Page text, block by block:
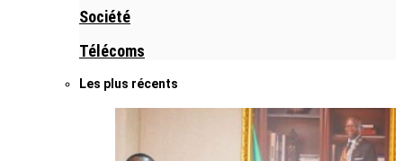
Société
Télécoms
Les plus récents